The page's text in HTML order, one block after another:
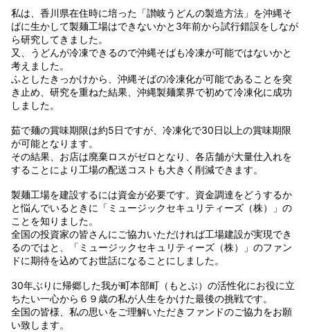
私は、香川県在住時に培った「讃岐うどんの製造方法」を沖縄そ
ばに生かして製麺工場はできないかと3年前から試行錯誤をしなが
ら研究してきました。
又、うどんが冷凍できるので沖縄そばも冷凍が可能ではないかと
考えました。
ふとしたきっかけから、沖縄そばの冷凍化が可能であることを突
き止め、研究を重ねた結果、沖縄製麺業界で初めて冷凍化に成功
しました。
茹で麺の賞味期限は約5日ですが、冷凍化で30日以上の賞味期限
が可能となります。
その結果、お店は廃棄ロスがゼロとなり、各店舗が大量仕入れを
することにより工場の配送コストも大きく削減できます。
製麺工場を建設するには資金が必要です。資金調達をどうするか
と悩んでいるときに「ミュージックセキュリティーズ（株）」の
ことを知りました。
全国の投資家の皆さんにご協力いただければ工場建設が実現でき
るのではと、「ミュージックセキュリティーズ（株）」のファン
ドに期待を込めてお世話になることにしました。
30年ぶりに帰郷した我が町本部町（もとぶ）の活性化にお役に立
ちたい一心から６９歳の私が人生をかけた最後の挑戦です。
全国の皆様、私の思いをご理解いただきファンドのご協力をお願
い致します。